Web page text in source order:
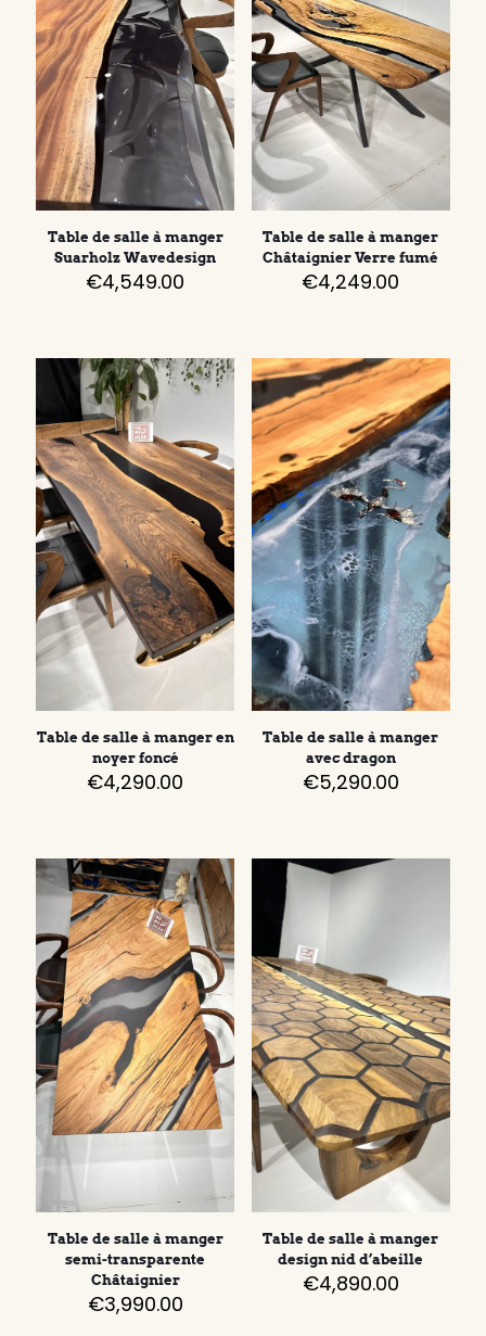
Table de salle à manger
Suarholz Wavedesign
€4,549.00
Table de salle à manger
Châtaignier Verre fumé
€4,249.00
Table de salle à manger en
noyer foncé
€4,290.00
Table de salle à manger
avec dragon
€5,290.00
Table de salle à manger
semi-transparente
Châtaignier
€3,990.00
Table de salle à manger
design nid d’abeille
€4,890.00